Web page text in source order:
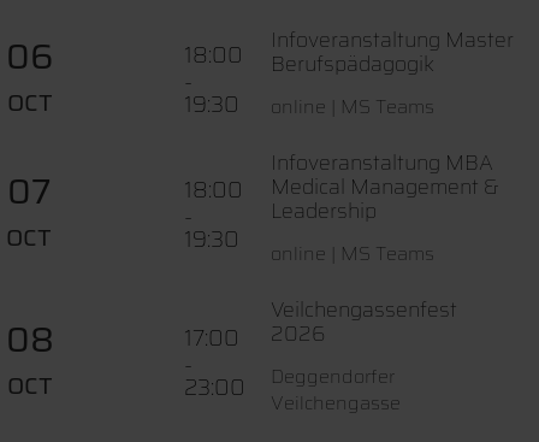
06
OCT
18:00
-
19:30
Infoveranstaltung Master
Berufspädagogik
online | MS Teams
07
OCT
18:00
-
19:30
Infoveranstaltung MBA
Medical Management &
Leadership
online | MS Teams
08
OCT
17:00
-
23:00
Veilchengassenfest
2026
Deggendorfer
Veilchengasse